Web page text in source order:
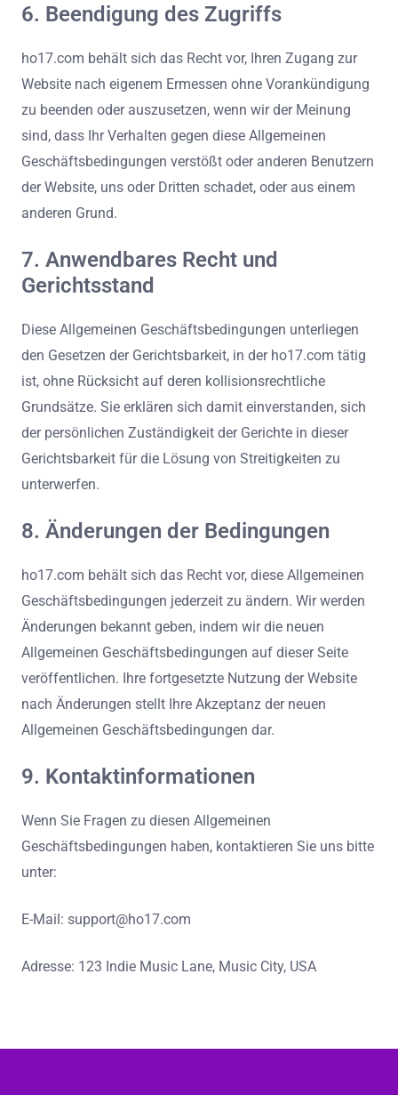
6. Beendigung des Zugriffs
ho17.com behält sich das Recht vor, Ihren Zugang zur
Website nach eigenem Ermessen ohne Vorankündigung
zu beenden oder auszusetzen, wenn wir der Meinung
sind, dass Ihr Verhalten gegen diese Allgemeinen
Geschäftsbedingungen verstößt oder anderen Benutzern
der Website, uns oder Dritten schadet, oder aus einem
anderen Grund.
7. Anwendbares Recht und
Gerichtsstand
Diese Allgemeinen Geschäftsbedingungen unterliegen
den Gesetzen der Gerichtsbarkeit, in der ho17.com tätig
ist, ohne Rücksicht auf deren kollisionsrechtliche
Grundsätze. Sie erklären sich damit einverstanden, sich
der persönlichen Zuständigkeit der Gerichte in dieser
Gerichtsbarkeit für die Lösung von Streitigkeiten zu
unterwerfen.
8. Änderungen der Bedingungen
ho17.com behält sich das Recht vor, diese Allgemeinen
Geschäftsbedingungen jederzeit zu ändern. Wir werden
Änderungen bekannt geben, indem wir die neuen
Allgemeinen Geschäftsbedingungen auf dieser Seite
veröffentlichen. Ihre fortgesetzte Nutzung der Website
nach Änderungen stellt Ihre Akzeptanz der neuen
Allgemeinen Geschäftsbedingungen dar.
9. Kontaktinformationen
Wenn Sie Fragen zu diesen Allgemeinen
Geschäftsbedingungen haben, kontaktieren Sie uns bitte
unter:
E-Mail: support@ho17.com
Adresse: 123 Indie Music Lane, Music City, USA